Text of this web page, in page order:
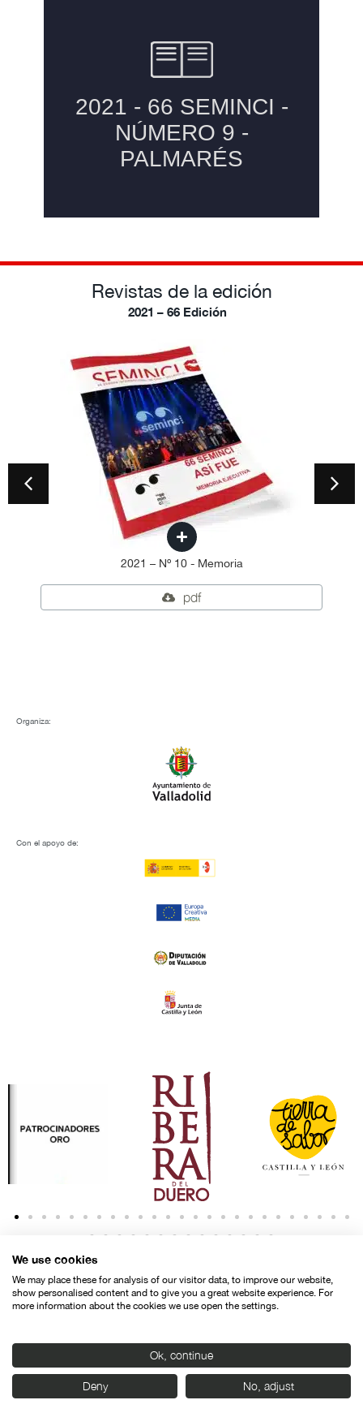
Revistas de la edición
2021 – 66 Edición
2021 – Nº 10 - Memoria
pdf
Organiza:
Con el apoyo de:
Política de privacidad Política de cookies
© SEMINCI – Semana Internacional de Cine de Valladolid International
We use cookies
We may place these for analysis of our visitor data, to improve our website,
show personalised content and to give you a great website experience. For
more information about the cookies we use open the settings.
Ok, continue
Deny No, adjust